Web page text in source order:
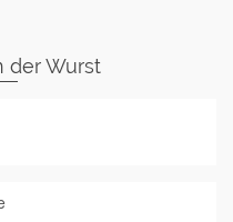
der Wurst